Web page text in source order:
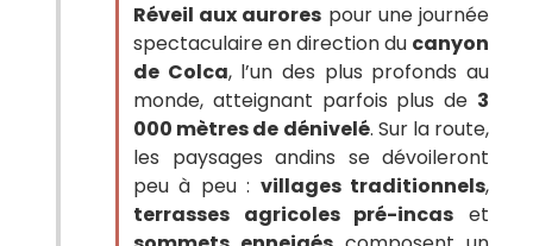
Réveil aux aurores pour une journée
spectaculaire en direction du canyon
de Colca, l’un des plus profonds au
monde, atteignant parfois plus de 3
000 mètres de dénivelé. Sur la route,
les paysages andins se dévoileront
peu à peu : villages traditionnels,
terrasses agricoles pré-incas et